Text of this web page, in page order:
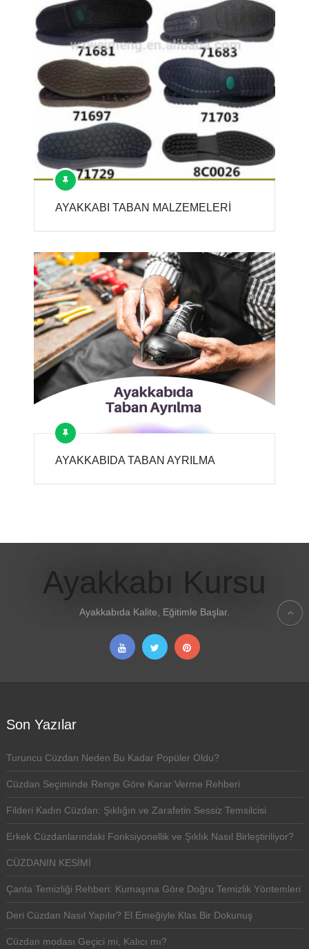
AYAKKABI TABAN MALZEMELERİ
AYAKKABIDA TABAN AYRILMA
Ayakkabı Kursu
Ayakkabıda Kalite, Eğitimle Başlar.
Son Yazılar
Turuncu Cüzdan Neden Bu Kadar Popüler Oldu?
Cüzdan Seçiminde Renge Göre Karar Verme Rehberi
Filderi Kadın Cüzdan: Şıklığın ve Zarafetin Sessiz Temsilcisi
Erkek Cüzdanlarındaki Fonksiyonellik ve Şıklık Nasıl Birleştiriliyor?
CÜZDANIN KESİMİ
Çanta Temizliği Rehberi: Kumaşına Göre Doğru Temizlik Yöntemleri
Deri Cüzdan Nasıl Yapılır? El Emeğiyle Klas Bir Dokunuş
Cüzdan modası Geçici mi, Kalıcı mı?